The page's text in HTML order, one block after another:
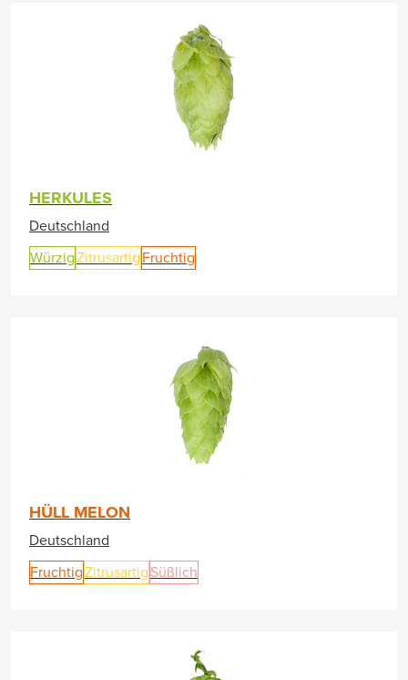
HERKULES
Deutschland
WürzigZitrusartig Fruchtig
HÜLL MELON
Deutschland
FruchtigZitrusartig Süßlich